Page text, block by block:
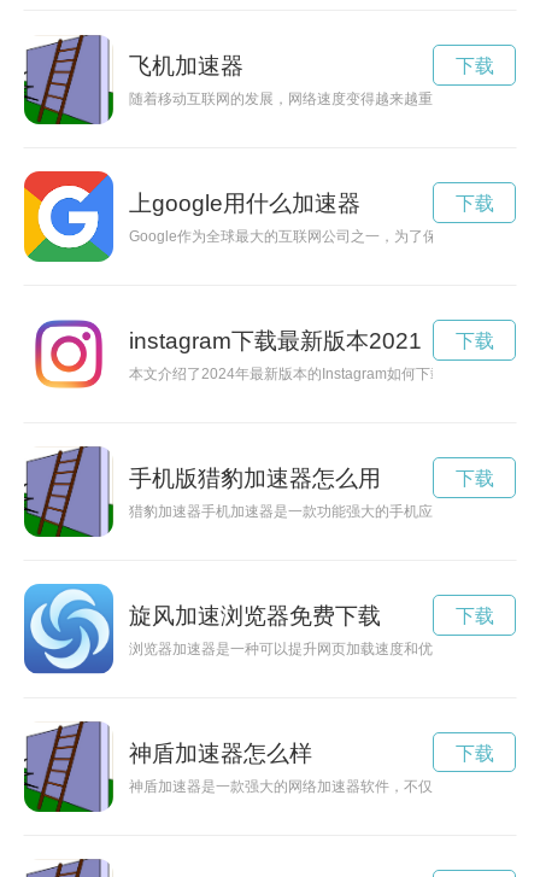
飞机加速器
随着移动互联网的发展，网络速度变得越来越重要。安卓手机
下载
上google用什么加速器
Google作为全球最大的互联网公司之一，为了保证用户能够快
下载
instagram下载最新版本2021
本文介绍了2024年最新版本的Instagram如何下载和使用，为广
下载
手机版猎豹加速器怎么用
猎豹加速器手机加速器是一款功能强大的手机应用，能够帮助
下载
旋风加速浏览器免费下载
浏览器加速器是一种可以提升网页加载速度和优化用户体验的
下载
神盾加速器怎么样
神盾加速器是一款强大的网络加速器软件，不仅可以加速网速
下载